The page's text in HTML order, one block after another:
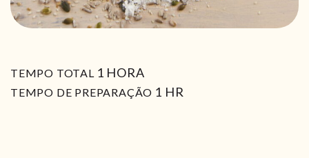
TEMPO TOTAL 1 HORA
HORA
TEMPO DE PREPARAÇÃO 1 HORA
HR